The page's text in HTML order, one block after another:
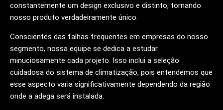
constantemente um design exclusivo e distinto, tornando
nosso produto verdadeiramente único.
Conscientes das falhas frequentes em empresas do nosso
segmento, nossa equipe se dedica a estudar
minuciosamente cada projeto. Isso inclui a seleção
cuidadosa do sistema de climatização, pois entendemos que
esse aspecto varia significativamente dependendo da região
onde a adega será instalada.